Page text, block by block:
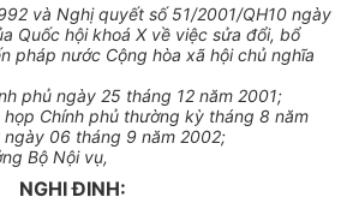
và Nghị quyết số 51/2001/QH10 ngày
Quốc hội khoá X về việc sửa đổi, bổ
pháp nước Cộng hòa xã hội chủ nghĩa
phủ ngày 25 tháng 12 năm 2001;
Chính phủ thường kỳ tháng 8 năm
06 tháng 9 năm 2002;
Bộ Nội vụ,
NGHỊ ĐỊNH: